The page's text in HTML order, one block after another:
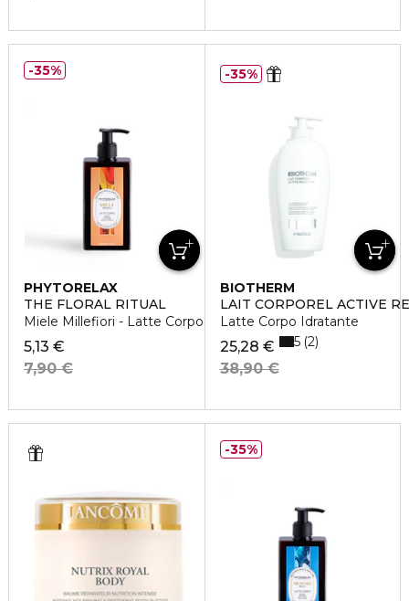
PHYTORELAX
THE FLORAL RITUAL
Miele Millefiori - Latte Corpo
5,13 €
7,90 €
35%
BIOTHERM
LAIT CORPOREL ACTIVE
Latte Corpo Idratante
25,28 €
38,90 €
5 2
35%
35%